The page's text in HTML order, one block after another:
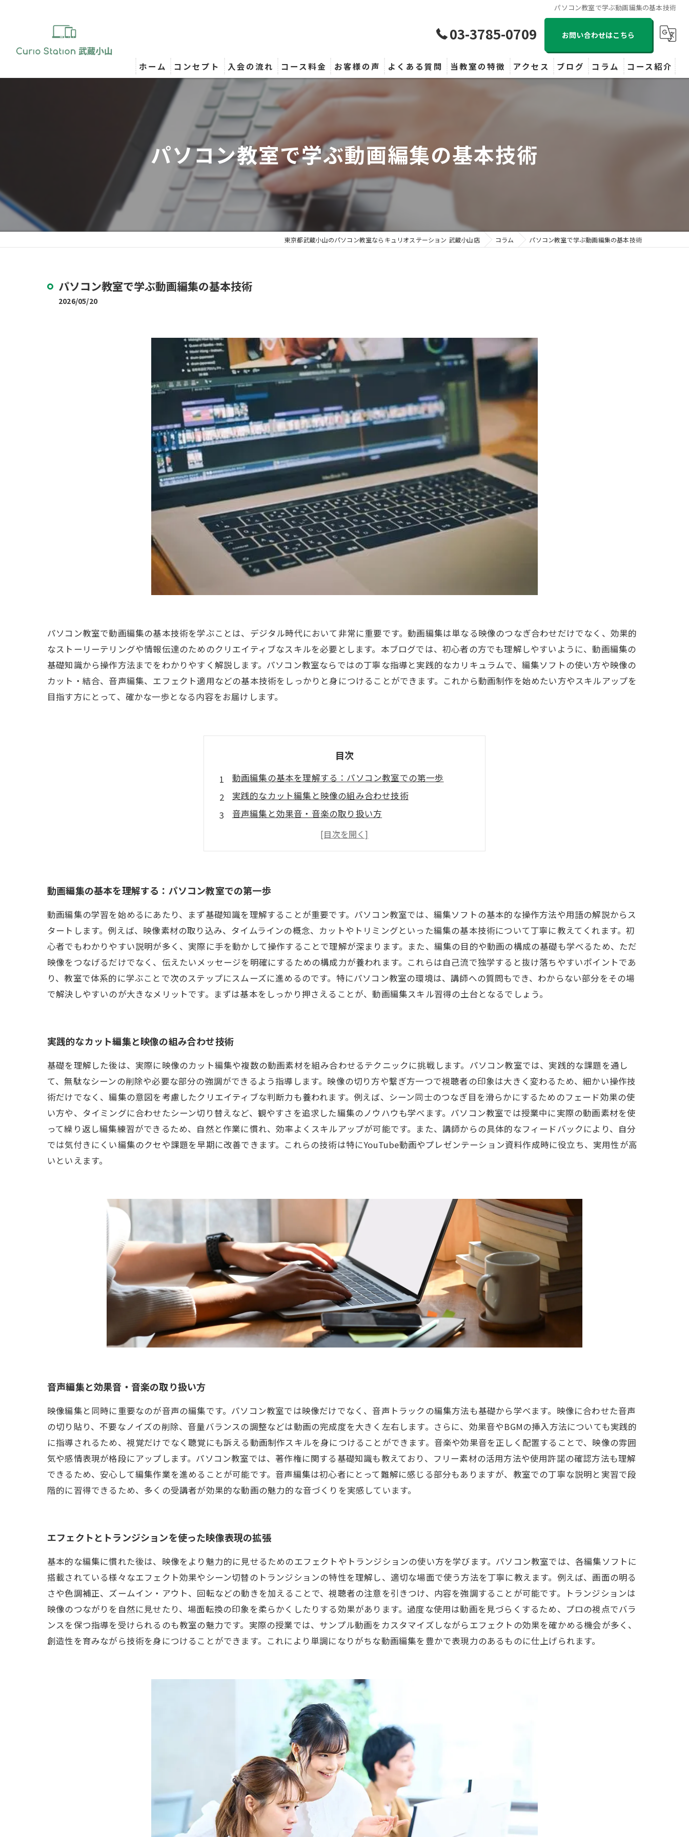
パソコン教室で学ぶ動画編集の基本技術
03-3785-0709 お問い合わせはこちら
ホーム コンセプト 入会の流れ コース料金 お客様の声 よくある質問 当教室の特徴
大人
アクセス ブログ コラム コース紹介
パソコン教室で学ぶ動画編集の基本技術
東京都武蔵小山のパソコン教室ならキュリオステーション 武蔵小山店 コラム パソコン教室で学ぶ動画編集の基本技術
パソコン教室で学ぶ動画編集の基本技術
2026/05/20
パソコン教室で動画編集の基本技術を学ぶことは、デジタル時代において非常に重要です。動画編集は単なる映像のつなぎ合わせだけでなく、効果的
なストーリーテリングや情報伝達のためのクリエイティブなスキルを必要とします。本ブログでは、初心者の方でも理解しやすいように、動画編集の
基礎知識から操作方法までをわかりやすく解説します。パソコン教室ならではの丁寧な指導と実践的なカリキュラムで、編集ソフトの使い方や映像の
カット・結合、音声編集、エフェクト適用などの基本技術をしっかりと身につけることができます。これから動画制作を始めたい方やスキルアップを
目指す方にとって、確かな一歩となる内容をお届けします。
目次
動画編集の基本を理解する：パソコン教室での第一歩
実践的なカット編集と映像の組み合わせ技術
音声編集と効果音・音楽の取り扱い方
エフェクトとトランジションを使った映像表現の拡張
パソコン教室での動画編集学習を終えて未来へつなぐスキル
動画編集の基本を理解する：パソコン教室での第一歩
動画編集の学習を始めるにあたり、まず基礎知識を理解することが重要です。パソコン教室では、編集ソフトの基本的な操作方法や用語の解説からス
タートします。例えば、映像素材の取り込み、タイムラインの概念、カットやトリミングといった編集の基本技術について丁寧に教えてくれます。初
心者でもわかりやすい説明が多く、実際に手を動かして操作することで理解が深まります。また、編集の目的や動画の構成の基礎も学べるため、ただ
映像をつなげるだけでなく、伝えたいメッセージを明確にするための構成力が養われます。これらは自己流で独学すると抜け落ちやすいポイントであ
り、教室で体系的に学ぶことで次のステップにスムーズに進めるのです。特にパソコン教室の環境は、講師への質問もでき、わからない部分をその場
で解決しやすいのが大きなメリットです。まずは基本をしっかり押さえることが、動画編集スキル習得の土台となるでしょう。
実践的なカット編集と映像の組み合わせ技術
基礎を理解した後は、実際に映像のカット編集や複数の動画素材を組み合わせるテクニックに挑戦します。パソコン教室では、実践的な課題を通し
て、無駄なシーンの削除や必要な部分の強調ができるよう指導します。映像の切り方や繋ぎ方一つで視聴者の印象は大きく変わるため、細かい操作技
術だけでなく、編集の意図を考慮したクリエイティブな判断力も養われます。例えば、シーン同士のつなぎ目を滑らかにするためのフェード効果の使
い方や、タイミングに合わせたシーン切り替えなど、観やすさを追求した編集のノウハウも学べます。パソコン教室では授業中に実際の動画素材を使
って繰り返し編集練習ができるため、自然と作業に慣れ、効率よくスキルアップが可能です。また、講師からの具体的なフィードバックにより、自分
では気付きにくい編集のクセや課題を早期に改善できます。これらの技術は特にYouTube動画やプレゼンテーション資料作成時に役立ち、実用性が高
いといえます。
音声編集と効果音・音楽の取り扱い方
映像編集と同時に重要なのが音声の編集です。パソコン教室では映像だけでなく、音声トラックの編集方法も基礎から学べます。映像に合わせた音声
の切り貼り、不要なノイズの削除、音量バランスの調整などは動画の完成度を大きく左右します。さらに、効果音やBGMの挿入方法についても実践的
に指導されるため、視覚だけでなく聴覚にも訴える動画制作スキルを身につけることができます。音楽や効果音を正しく配置することで、映像の雰囲
気や感情表現が格段にアップします。パソコン教室では、著作権に関する基礎知識も教えており、フリー素材の活用方法や使用許諾の確認方法も理解
できるため、安心して編集作業を進めることが可能です。音声編集は初心者にとって難解に感じる部分もありますが、教室での丁寧な説明と実習で段
階的に習得できるため、多くの受講者が効果的な動画の魅力的な音づくりを実感しています。
エフェクトとトランジションを使った映像表現の拡張
基本的な編集に慣れた後は、映像をより魅力的に見せるためのエフェクトやトランジションの使い方を学びます。パソコン教室では、各編集ソフトに
搭載されている様々なエフェクト効果やシーン切替のトランジションの特性を理解し、適切な場面で使う方法を丁寧に教えます。例えば、画面の明る
さや色調補正、ズームイン・アウト、回転などの動きを加えることで、視聴者の注意を引きつけ、内容を強調することが可能です。トランジションは
映像のつながりを自然に見せたり、場面転換の印象を柔らかくしたりする効果があります。過度な使用は動画を見づらくするため、プロの視点でバラ
ンスを保つ指導を受けられるのも教室の魅力です。実際の授業では、サンプル動画をカスタマイズしながらエフェクトの効果を確かめる機会が多く、
創造性を育みながら技術を身につけることができます。これにより単調になりがちな動画編集を豊かで表現力のあるものに仕上げられます。